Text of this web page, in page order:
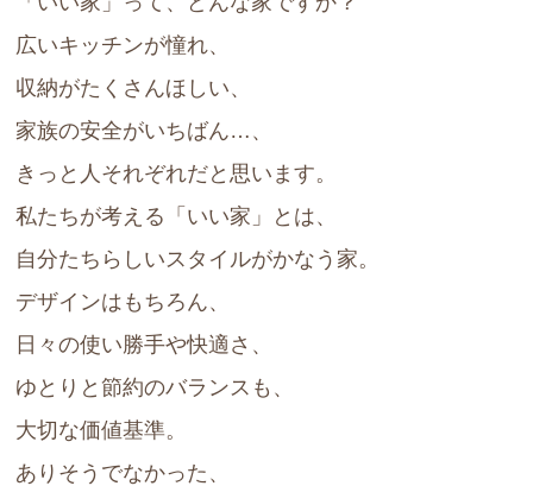
広いキッチンが憧れ、
収納がたくさんほしい、
家族の安全がいちばん…、
きっと人それぞれだと思います。
私たちが考える「いい家」とは、
自分たちらしいスタイルがかなう家。
デザインはもちろん、
日々の使い勝手や快適さ、
ゆとりと節約のバランスも、
大切な価値基準。
ありそうでなかった、